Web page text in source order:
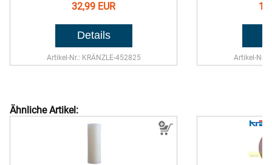
32,99 EUR
Artikel-Nr.: KRÄNZLE-452825 Artikel-Nr.:
Ähnliche Artikel: